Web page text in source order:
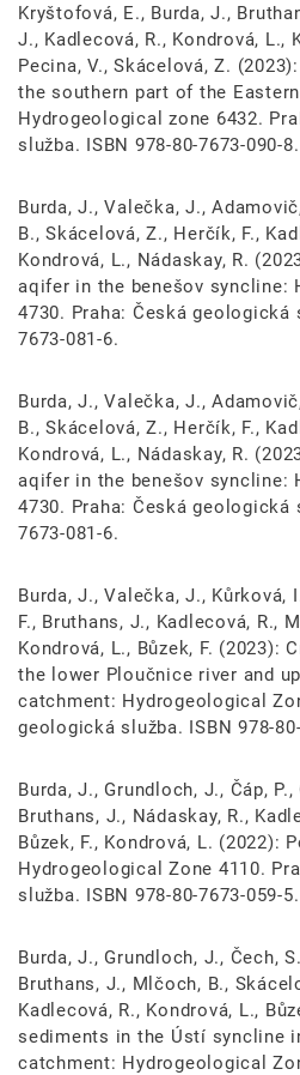
Kryštofová, E., Burda, J.,
J., Kadlecová, R., Kondrová, L.,
Pecina, V., Skácelová, Z.
the southern part of the
Hydrogeological zone 6432.
služba. ISBN 978-80-7673-090-8.
Burda, J., Valečka, J.,
B., Skácelová, Z., Herčík, F.,
Kondrová, L., Nádaskay, R.
aqifer in the benešov syncline:
4730. Praha: Česká geologická
7673-081-6.
Burda, J., Valečka, J.,
B., Skácelová, Z., Herčík, F.,
Kondrová, L., Nádaskay, R.
aqifer in the benešov syncline:
4730. Praha: Česká geologická
7673-081-6.
Burda, J., Valečka, J., Kůrková,
F., Bruthans, J., Kadlecová, R.,
Kondrová, L., Bůzek, F. (2023):
the lower Ploučnice river and
catchment: Hydrogeological
geologická služba. ISBN 978-
Burda, J., Grundloch, J., Čáp,
Bruthans, J., Nádaskay, R.,
Bůzek, F., Kondrová, L. (2022):
Hydrogeological Zone 4110.
služba. ISBN 978-80-7673-059-5.
Burda, J., Grundloch, J., Čech,
Bruthans, J., Mlčoch, B.,
Kadlecová, R., Kondrová, L.,
sediments in the Ústí syncline
catchment: Hydrogeological